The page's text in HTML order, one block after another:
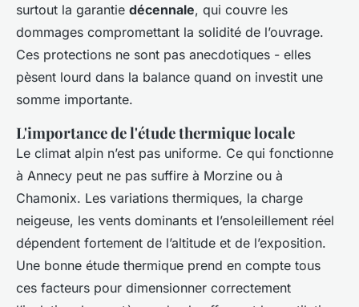
surtout la garantie décennale, qui couvre les
dommages compromettant la solidité de l’ouvrage.
Ces protections ne sont pas anecdotiques - elles
pèsent lourd dans la balance quand on investit une
somme importante.
L'importance de l'étude thermique locale
Le climat alpin n’est pas uniforme. Ce qui fonctionne
à Annecy peut ne pas suffire à Morzine ou à
Chamonix. Les variations thermiques, la charge
neigeuse, les vents dominants et l’ensoleillement réel
dépendent fortement de l’altitude et de l’exposition.
Une bonne étude thermique prend en compte tous
ces facteurs pour dimensionner correctement